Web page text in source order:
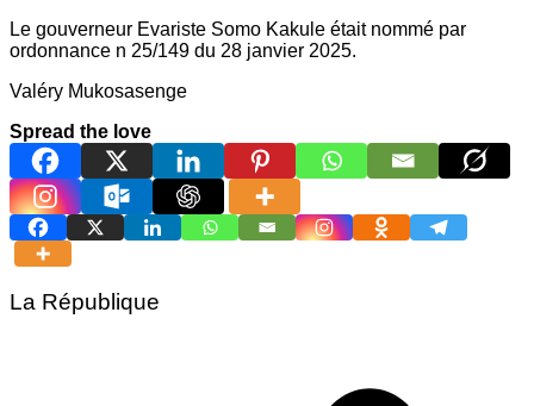
Le gouverneur Evariste Somo Kakule était nommé par
ordonnance n 25/149 du 28 janvier 2025.
Valéry Mukosasenge
Spread the love
La République